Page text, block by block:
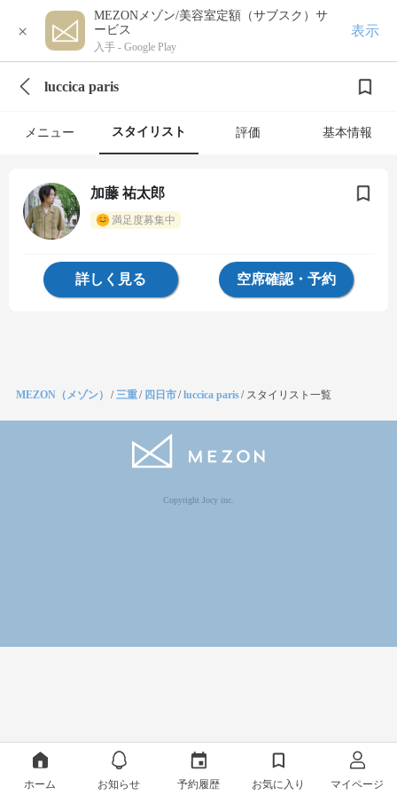
×
MEZONメゾン/美容室定額（サブスク）サ
ービス
入手 - Google Play
表示
luccica paris
メニュー スタイリスト 評価 基本情報
加藤 祐太郎
満足度募集中
詳しく見る 空席確認・予約
MEZON（メゾン） /三重/ 四日市/luccica paris/ スタイリスト一覧
Copyright Jocy inc.
ホーム お知らせ 予約履歴 お気に入り マイページ